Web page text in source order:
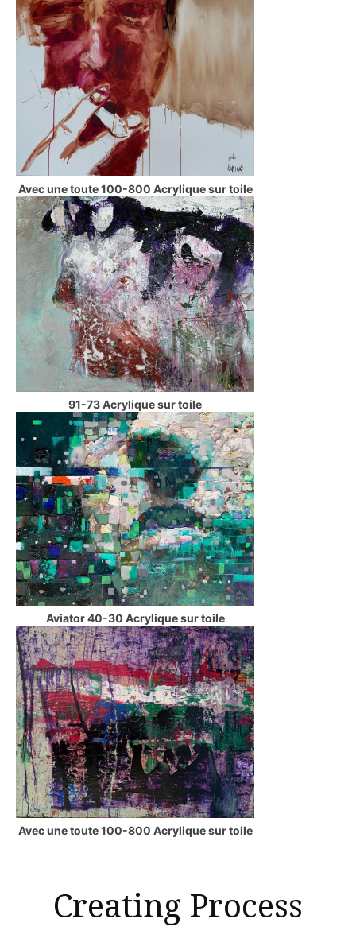
Avec une toute 100-800 Acrylique sur toile
91-73 Acrylique sur toile
Aviator 40-30 Acrylique sur toile
Avec une toute 100-800 Acrylique sur toile
Creating Process